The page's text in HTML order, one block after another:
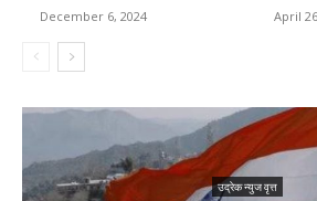
December 6, 2024 April
उद्रेक न्युज वृत्त